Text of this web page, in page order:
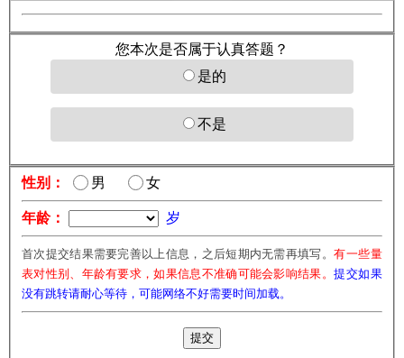
您本次是否属于认真答题？
是的
不是
性别： 男 女
年龄： 岁
首次提交结果需要完善以上信息，之后短期内无需再填写。 有一些量
表对性别、年龄有要求，如果信息不准确可能会影响结果。 提交如果
没有跳转请耐心等待，可能网络不好需要时间加载。